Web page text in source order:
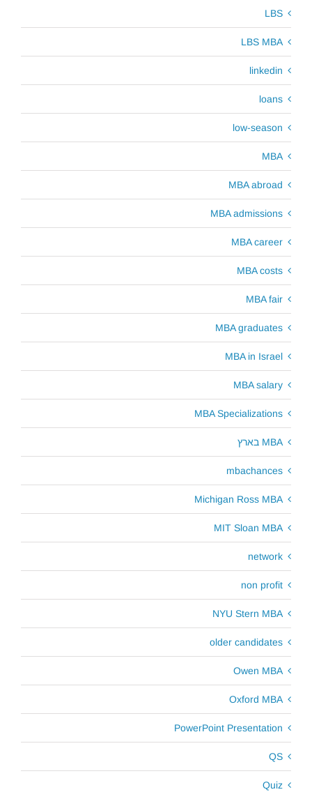
LBS
LBS MBA
linkedin
loans
low-season
MBA
MBA abroad
MBA admissions
MBA career
MBA costs
MBA fair
MBA graduates
MBA in Israel
MBA salary
MBA Specializations
MBA בארץ
mbachances
Michigan Ross MBA
MIT Sloan MBA
network
non profit
NYU Stern MBA
older candidates
Owen MBA
Oxford MBA
PowerPoint Presentation
QS
Quiz